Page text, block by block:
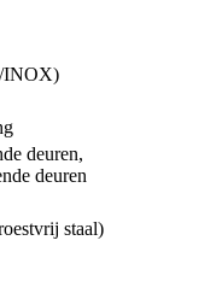
INOX)
deuren,
deuren
staal)